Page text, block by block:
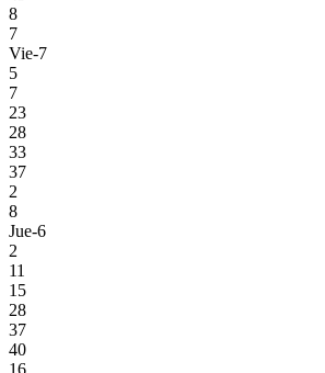
8
7
Vie-7
5
7
23
28
33
37
2
8
Jue-6
2
11
15
28
37
40
16